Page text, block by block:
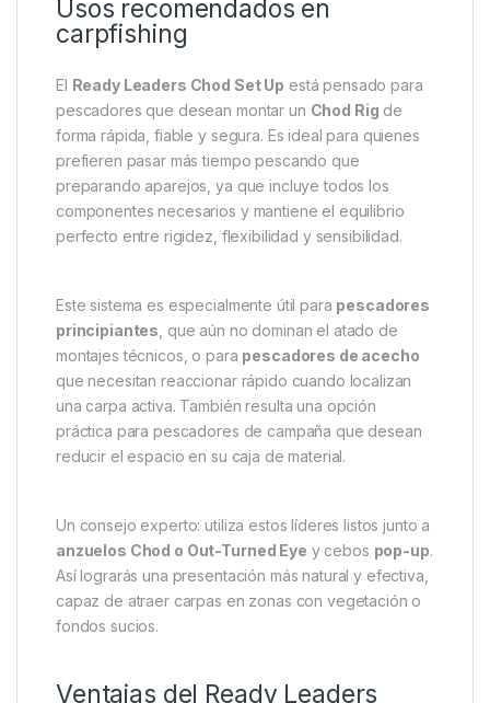
Usos recomendados en
carpfishing
El Ready Leaders Chod Set Up está pensado para
pescadores que desean montar un Chod Rig de
forma rápida, fiable y segura. Es ideal para quienes
prefieren pasar más tiempo pescando que
preparando aparejos, ya que incluye todos los
componentes necesarios y mantiene el equilibrio
perfecto entre rigidez, flexibilidad y sensibilidad.
Este sistema es especialmente útil para pescadores
principiantes , que aún no dominan el atado de
montajes técnicos, o para pescadores de acecho
que necesitan reaccionar rápido cuando localizan
una carpa activa. También resulta una opción
práctica para pescadores de campaña que desean
reducir el espacio en su caja de material.
Un consejo experto: utiliza estos líderes listos junto a
anzuelos Chod o Out-Turned Eye y cebos pop-up.
Así lograrás una presentación más natural y efectiva,
capaz de atraer carpas en zonas con vegetación o
fondos sucios.
Ventajas del Ready Leaders